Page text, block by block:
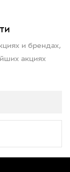
и брендах,
акциях